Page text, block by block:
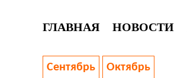
ГЛАВНАЯ НОВОСТИ
Сентябрь Октябрь